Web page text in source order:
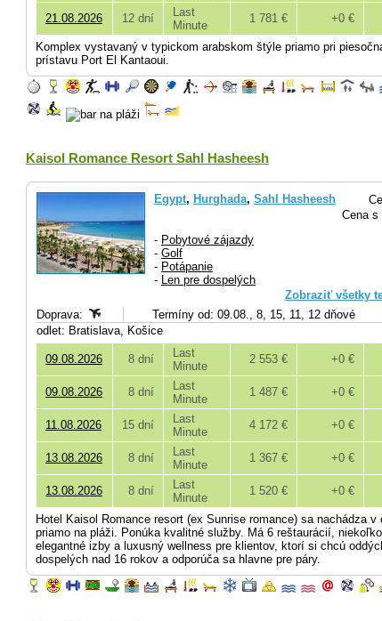
21.08.2026 12 dní
Last
Minute
1 781 € +0 €
Komplex vystavaný v typickom arabskom štýle priamo pri
prístavu Port El Kantaoui.
Kaisol Romance Resort Sahl Hasheesh
Cena s
Egypt, Hurghada, Sahl Hasheesh
- Pobytové zájazdy
- Golf
- Potápanie
- Len pre dospelých
Zobraziť všetky
Doprava:
Termíny od: 09.08., 8, 15, 11, 12 dňové
odlet: Bratislava, Košice
09.08.2026 8 dní
Last
Minute
2 553 € +0 €
09.08.2026 8 dní
Last
Minute
1 487 € +0 €
11.08.2026 15 dní
Last
Minute
4 172 € +0 €
13.08.2026 8 dní
Last
Minute
1 367 € +0 €
13.08.2026 8 dní
Last
Minute
1 520 € +0 €
Hotel Kaisol Romance resort (ex Sunrise romance) sa nachádza v
priamo na pláži. Ponúka kvalitné služby. Má 6 reštaurácií,
elegantné izby a luxusný wellness pre klientov, ktorí si chcú
dospelých nad 16 rokov a odporúča sa hlavne pre páry.